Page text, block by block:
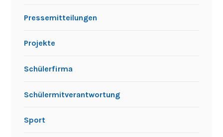
Pressemitteilungen
Projekte
Schülerfirma
Schülermitverantwortung
Sport